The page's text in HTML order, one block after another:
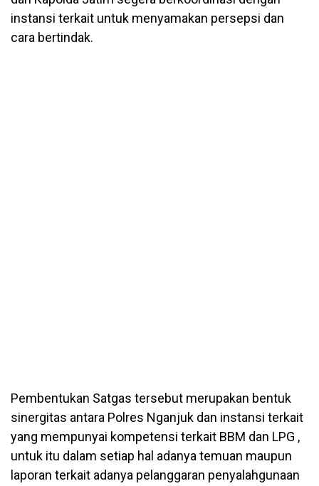
instansi terkait untuk menyamakan persepsi dan
cara bertindak.
Pembentukan Satgas tersebut merupakan bentuk
sinergitas antara Polres Nganjuk dan instansi terkait
yang mempunyai kompetensi terkait BBM dan LPG ,
untuk itu dalam setiap hal adanya temuan maupun
laporan terkait adanya pelanggaran penyalahgunaan